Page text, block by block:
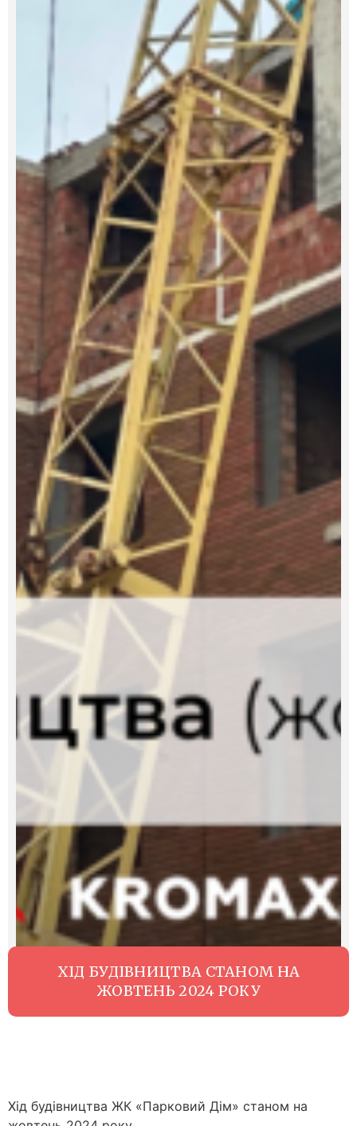
ХІД БУДІВНИЦТВА СТАНОМ НА
ЖОВТЕНЬ 2024 РОКУ
Хід будівництва ЖК «Парковий Дім» станом на